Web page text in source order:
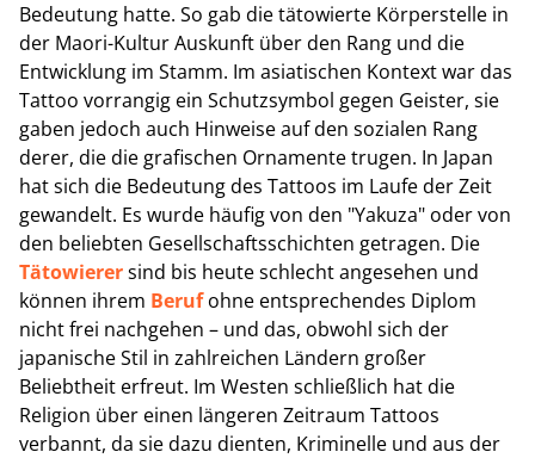
Bedeutung hatte. So gab die tätowierte Körperstelle in
der Maori-Kultur Auskunft über den Rang und die
Entwicklung im Stamm. Im asiatischen Kontext war das
Tattoo vorrangig ein Schutzsymbol gegen Geister, sie
gaben jedoch auch Hinweise auf den sozialen Rang
derer, die die grafischen Ornamente trugen. In Japan
hat sich die Bedeutung des Tattoos im Laufe der Zeit
gewandelt. Es wurde häufig von den "Yakuza" oder von
den beliebten Gesellschaftsschichten getragen. Die
Tätowierersind bis heute schlecht angesehen und
können ihrem Berufohne entsprechendes Diplom
nicht frei nachgehen – und das, obwohl sich der
japanische Stil in zahlreichen Ländern großer
Beliebtheit erfreut. Im Westen schließlich hat die
Religion über einen längeren Zeitraum Tattoos
verbannt, da sie dazu dienten, Kriminelle und aus der